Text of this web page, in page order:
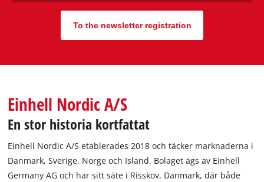
To the newsletter registration
Einhell Nordic A/S
En stor historia kortfattat
Einhell Nordic A/S etablerades 2018 och täcker marknaderna i
Danmark, Sverige, Norge och Island. Bolaget ägs av Einhell
Germany AG och har sitt säte i Risskov, Danmark, där både